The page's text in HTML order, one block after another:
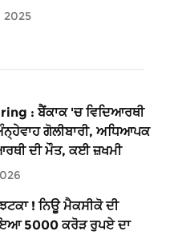
2025
: ਬੈਂਕਾਕ 'ਚ ਵਿਦਿਆਰਥੀ
ਗੋਲੀਬਾਰੀ, ਅਧਿਆਪਕ
ਦੀ ਮੌਤ, ਕਈ ਜ਼ਖਮੀ
! ਨਿਊ ਮੈਕਸੀਕੋ ਦੀ
5000 ਕਰੋੜ ਰੁਪਏ ਦਾ